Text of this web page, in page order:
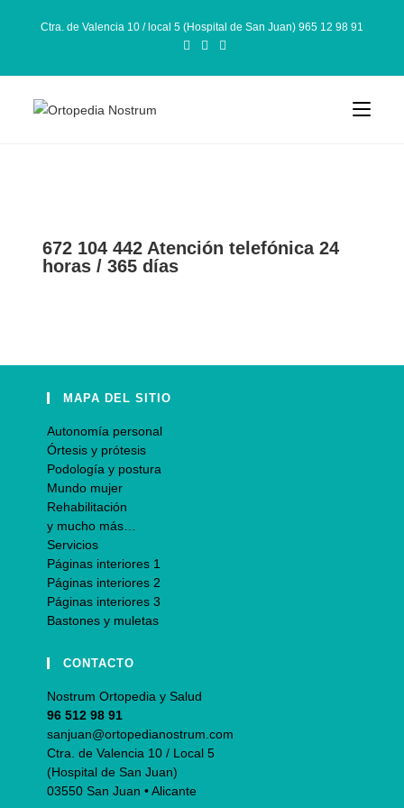
Ctra. de Valencia 10 / local 5 (Hospital de San Juan) 965 12 98 91
672 104 442 Atención telefónica 24
horas / 365 días
MAPA DEL SITIO
Autonomía personal
Órtesis y prótesis
Podología y postura
Mundo mujer
Rehabilitación
y mucho más…
Servicios
Páginas interiores 1
Páginas interiores 2
Páginas interiores 3
Bastones y muletas
CONTACTO
Nostrum Ortopedia y Salud
96 512 98 91
sanjuan@ortopedianostrum.com
Ctra. de Valencia 10 / Local 5
(Hospital de San Juan)
03550 San Juan • Alicante